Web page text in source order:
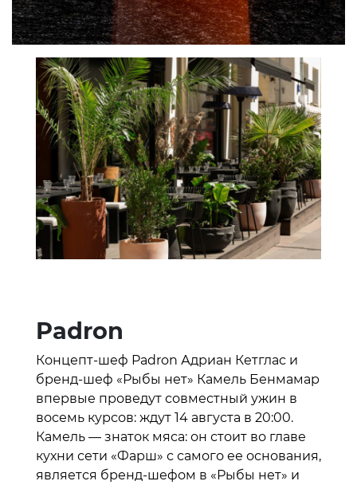
Padron
Концепт-шеф Padron Адриан Кетглас и
бренд-шеф «Рыбы нет» Камель Бенмамар
впервые проведут совместный ужин в
восемь курсов: ждут 14 августа в 20:00.
Камель — знаток мяса: он стоит во главе
кухни сети «Фарш» с самого ее основания,
является бренд-шефом в «Рыбы нет» и